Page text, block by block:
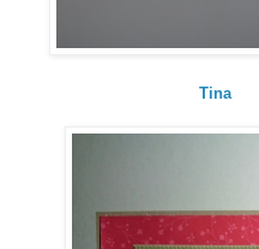
Tina